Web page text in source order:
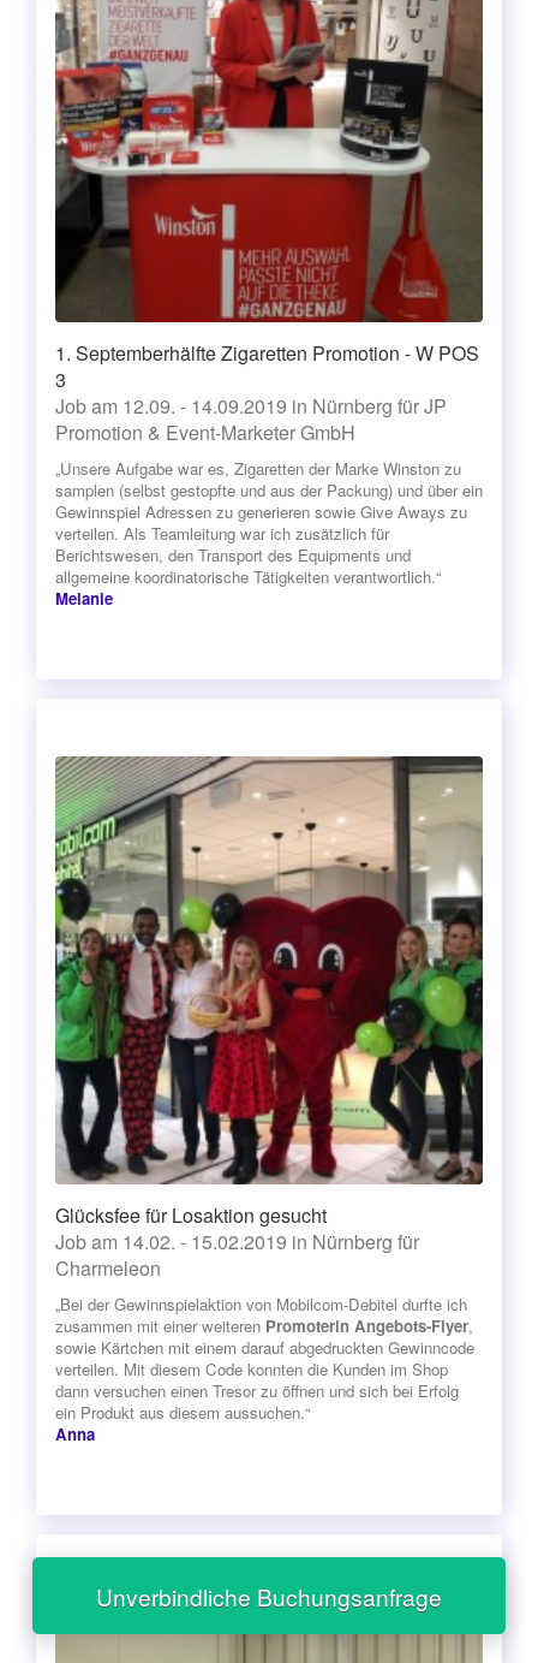
1. Septemberhälfte Zigaretten Promotion - W POS
3
Job am 12.09. - 14.09.2019 in Nürnberg für JP
Promotion & Event-Marketer GmbH
„Unsere Aufgabe war es, Zigaretten der Marke Winston zu
samplen (selbst gestopfte und aus der Packung) und über ein
Gewinnspiel Adressen zu generieren sowie Give Aways zu
verteilen. Als Teamleitung war ich zusätzlich für
Berichtswesen, den Transport des Equipments und
allgemeine koordinatorische Tätigkeiten verantwortlich.“
Melanie
Glücksfee für Losaktion gesucht
Job am 14.02. - 15.02.2019 in Nürnberg für
Charmeleon
„Bei der Gewinnspielaktion von Mobilcom-Debitel durfte ich
zusammen mit einer weiteren Promoterin Angebots-Flyer,
sowie Kärtchen mit einem darauf abgedruckten Gewinncode
verteilen. Mit diesem Code konnten die Kunden im Shop
dann versuchen einen Tresor zu öffnen und sich bei Erfolg
ein Produkt aus diesem aussuchen.“
Anna
Unverbindliche Buchungsanfrage